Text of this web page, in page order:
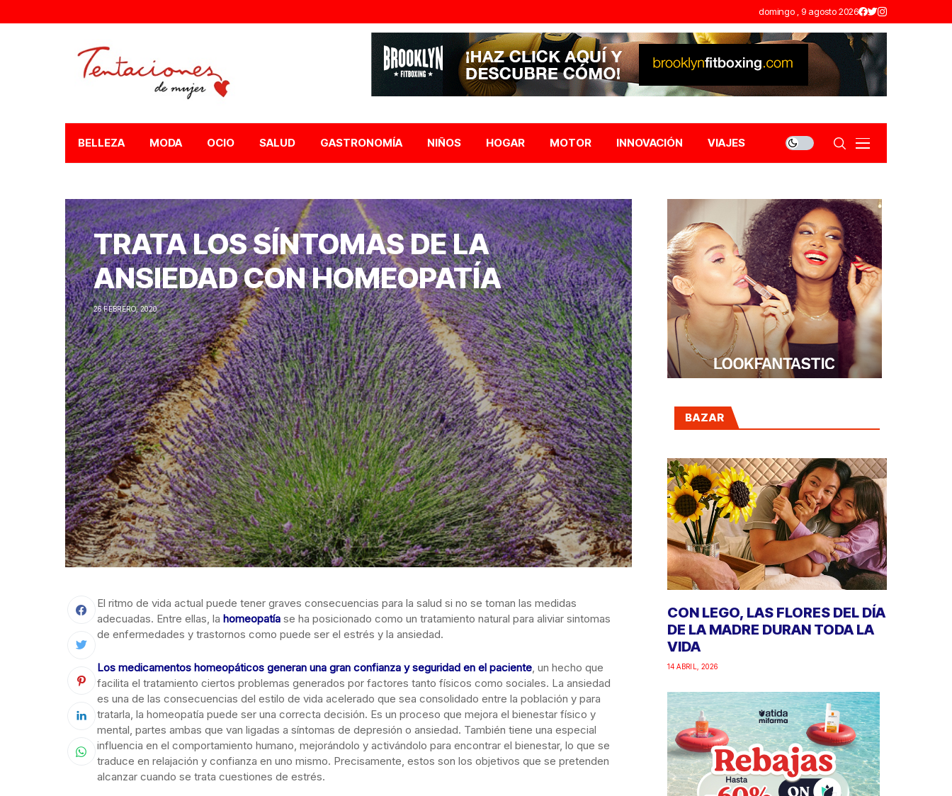
domingo , 9 agosto 2026
BELLEZA MODA OCIO SALUD GASTRONOMÍA NIÑOS HOGAR MOTOR INNOVACIÓN VIAJES
TRATA LOS SÍNTOMAS DE LA
ANSIEDAD CON HOMEOPATÍA
26 FEBRERO, 2020
El ritmo de vida actual puede tener graves consecuencias para la salud si no se toman las medidas
adecuadas. Entre ellas, la homeopatía se ha posicionado como un tratamiento natural para aliviar sintomas
de enfermedades y trastornos como puede ser el estrés y la ansiedad.
Los medicamentos homeopáticos generan una gran confianza y seguridad en el paciente, un hecho que
facilita el tratamiento ciertos problemas generados por factores tanto físicos como sociales. La ansiedad
es una de las consecuencias del estilo de vida acelerado que sea consolidado entre la población y para
tratarla, la homeopatía puede ser una correcta decisión. Es un proceso que mejora el bienestar físico y
mental, partes ambas que van ligadas a síntomas de depresión o ansiedad. También tiene una especial
influencia en el comportamiento humano, mejorándolo y activándolo para encontrar el bienestar, lo que se
traduce en relajación y confianza en uno mismo. Precisamente, estos son los objetivos que se pretenden
alcanzar cuando se trata cuestiones de estrés.
BAZAR
CON LEGO, LAS FLORES DEL DÍA
DE LA MADRE DURAN TODA LA
VIDA
14 ABRIL, 2026